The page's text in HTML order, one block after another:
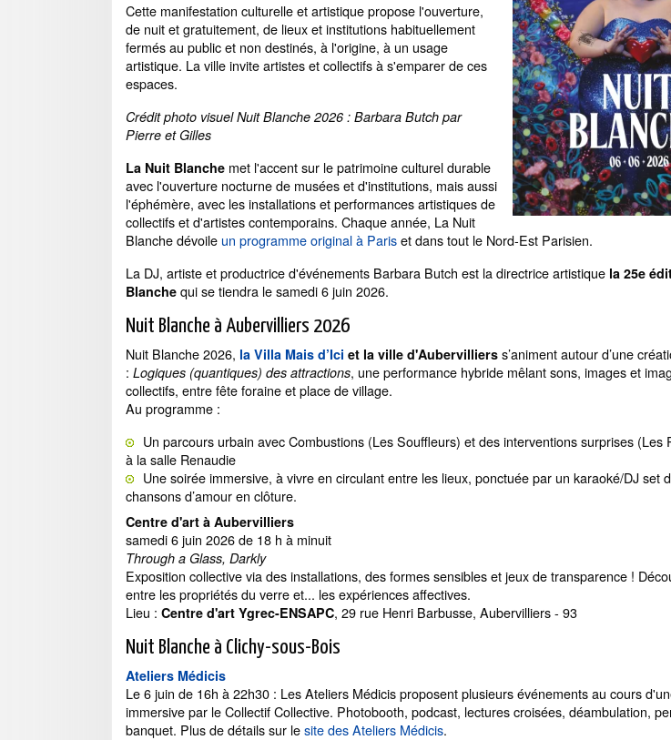
Cette manifestation culturelle et artistique propose l'ouverture,
de nuit et gratuitement, de lieux et institutions habituellement
fermés au public et non destinés, à l'origine, à un usage
artistique. La ville invite artistes et collectifs à s'emparer de ces
espaces.
Crédit photo visuel Nuit Blanche 2026 : Barbara Butch par
Pierre et Gilles
La Nuit Blanche met l'accent sur le patrimoine culturel durable
avec l'ouverture nocturne de musées et d'institutions, mais aussi
l'éphémère, avec les installations et performances artistiques de
collectifs et d'artistes contemporains. Chaque année, La Nuit
Blanche dévoile un programme original à Pariset dans tout le Nord-Est Parisien.
La DJ, artiste et productrice d'événements Barbara Butch est la directrice artistique la 25e
Blanche qui se tiendra le samedi 6 juin 2026.
Nuit Blanche à Aubervilliers 2026
Nuit Blanche 2026, la Villa Mais d’Ici et la ville d'Aubervilliers s’animent autour d’une
: Logiques (quantiques) des attractions, une performance hybride mêlant sons, images et
collectifs, entre fête foraine et place de village.
Au programme :
Un parcours urbain avec Combustions (Les Souffleurs) et des interventions surprises (Les
à la salle Renaudie
Une soirée immersive, à vivre en circulant entre les lieux, ponctuée par un karaoké/DJ set
chansons d’amour en clôture.
Centre d'art à Aubervilliers
samedi 6 juin 2026 de 18 h à minuit
Through a Glass, Darkly
Exposition collective via des installations, des formes sensibles et jeux de transparence !
entre les propriétés du verre et... les expériences affectives.
Lieu : Centre d'art Ygrec-ENSAPC, 29 rue Henri Barbusse, Aubervilliers - 93
Nuit Blanche à Clichy-sous-Bois
Ateliers Médicis
Le 6 juin de 16h à 22h30 : Les Ateliers Médicis proposent plusieurs événements au cours
immersive par le Collectif Collective. Photobooth, podcast, lectures croisées, déambulation,
banquet. Plus de détails sur lesite des Ateliers Médicis.